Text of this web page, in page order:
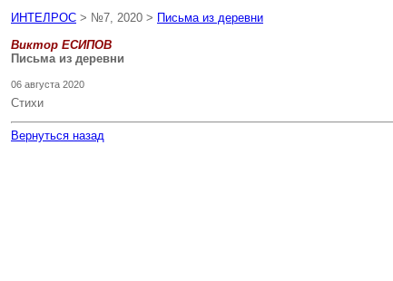
ИНТЕЛРОС > №7, 2020 > Письма из деревни
Виктор ЕСИПОВ
Письма из деревни
06 августа 2020
Стихи
Вернуться назад